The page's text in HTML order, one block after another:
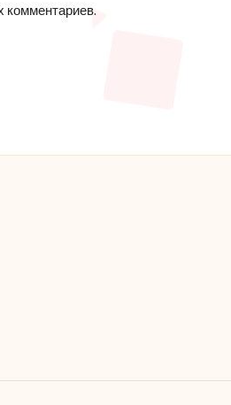
комментариев.